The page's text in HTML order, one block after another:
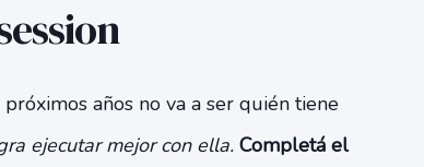
años no va a ser quién tiene
ejecutar mejor con ella. Completá el